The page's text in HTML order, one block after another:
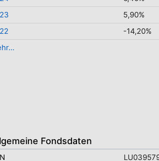
5,90%
-14,20%
Fondsdaten